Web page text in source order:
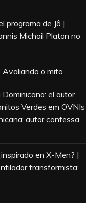
programa de Jô |
Michail Platon no
Avaliando o mito
el autor
Verdes em OVNIs
autor confessa
en X-Men? |
transformista: